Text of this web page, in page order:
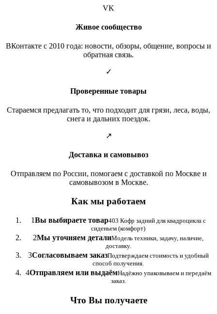
VK
Живое сообщество
ВКонтакте с 2010 года: новости, обзоры, общение, вопросы и
обратная связь.
✓
Проверенные товары
Стараемся предлагать то, что подходит для грязи, леса, воды,
снега и дальних поездок.
↗
Доставка и самовывоз
Отправляем по России, помогаем с доставкой по Москве и
самовывозом в Москве.
Как мы работаем
1Вы выбираете товар403 Кофр задний для квадроцикла с
сиденьем (комфорт)
2Мы уточняем деталиМодель техники, задачу, наличие,
доставку.
3Согласовываем заказПодтверждаем стоимость и удобный
способ получения.
4Отправляем или выдаёмНадёжно упаковываем и передаём
заказ.
Что Вы получаете